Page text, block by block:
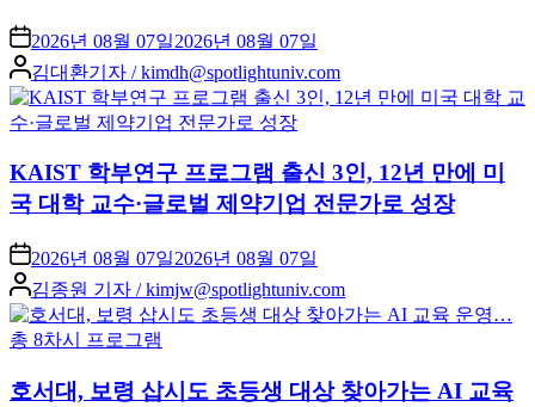
2026년 08월 07일2026년 08월 07일
Posted
by
김대환기자 / kimdh@spotlightuniv.com
KAIST 학부연구 프로그램 출신 3인, 12년 만에 미
국 대학 교수·글로벌 제약기업 전문가로 성장
2026년 08월 07일2026년 08월 07일
Posted
by
김종원 기자 / kimjw@spotlightuniv.com
호서대, 보령 삽시도 초등생 대상 찾아가는 AI 교육